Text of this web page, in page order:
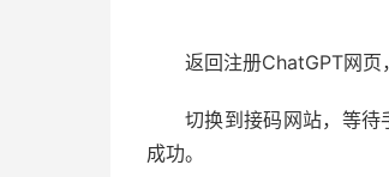
返回注册ChatGPT网页
切换到接码网站，等
成功。